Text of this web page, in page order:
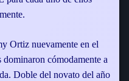
Ortiz nuevamente en el
dominaron cómodamente a
Doble del novato del año